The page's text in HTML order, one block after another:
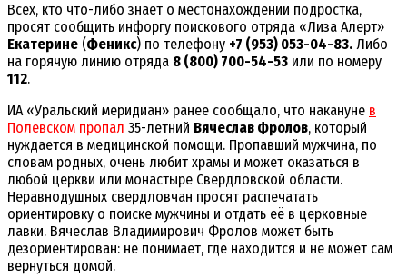
Всех, кто что-либо знает о местонахождении подростка,
просят сообщить инфоргу поискового отряда «Лиза Алерт»
Екатерине (Феникс) по телефону +7 (953) 053-04-83. Либо
на горячую линию отряда 8 (800) 700-54-53 или по номеру
112.
ИА «Уральский меридиан» ранее сообщало, что накануне в
Полевском пропал 35-летний Вячеслав Фролов, который
нуждается в медицинской помощи. Пропавший мужчина, по
словам родных, очень любит храмы и может оказаться в
любой церкви или монастыре Свердловской области.
Неравнодушных свердловчан просят распечатать
ориентировку о поиске мужчины и отдать её в церковные
лавки. Вячеслав Владимирович Фролов может быть
дезориентирован: не понимает, где находится и не может сам
вернуться домой.